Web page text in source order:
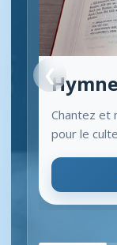
❮
Chantez et
pour le